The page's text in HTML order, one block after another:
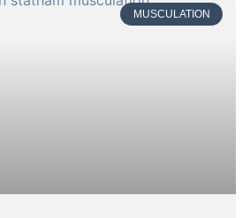
MUSCULATION